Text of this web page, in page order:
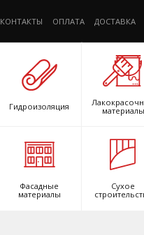
КОНТАКТЫ ОПЛАТА ДОСТАВКА
Гидроизоляция
материалы
Фасадные
материалы
Сухое